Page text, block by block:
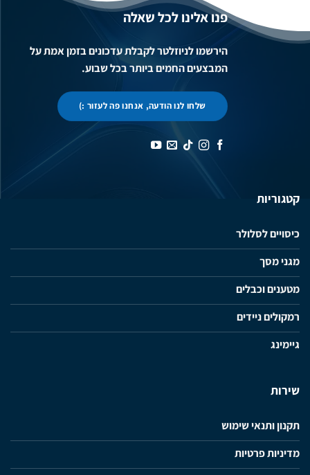
פנו אלינו לכל שאלה
הירשמו לניוזלטר לקבלת עדכונים בזמן אמת על
המבצעים החמים ביותר בכל שבוע.
שלחו לנו הודעה, אנחנו פה לעזור :)
קטגוריות
כיסויים לסלולר
מגני מסך
מטענים וכבלים
רמקולים ניידים
גיימינג
שירות
תקנון ותנאי שימוש
מדיניות פרטיות